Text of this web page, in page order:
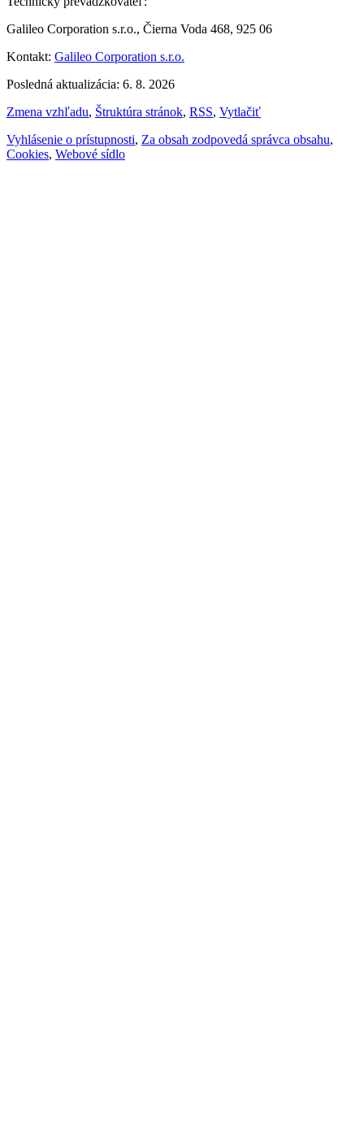
Galileo Corporation s.r.o., Čierna Voda 468, 925 06
Kontakt: Galileo Corporation s.r.o.
Posledná aktualizácia: 6. 8. 2026
Zmena vzhľadu, Štruktúra stránok, RSS, Vytlačiť
Vyhlásenie o prístupnosti, Za obsah zodpovedá správca obsahu,
Cookies, Webové sídlo